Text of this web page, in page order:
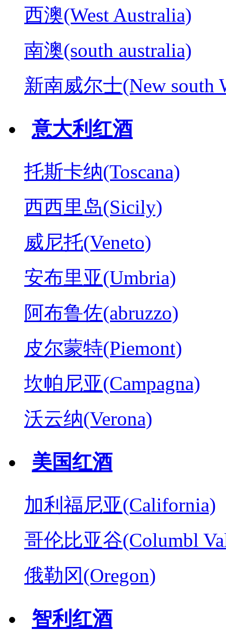
西澳(West Australia)
南澳(south australia)
新南威尔士(New south
意大利红酒
托斯卡纳(Toscana)
西西里岛(Sicily)
威尼托(Veneto)
安布里亚(Umbria)
阿布鲁佐(abruzzo)
皮尔蒙特(Piemont)
坎帕尼亚(Campagna)
沃云纳(Verona)
美国红酒
加利福尼亚(California)
哥伦比亚谷(Columbl
俄勒冈(Oregon)
智利红酒